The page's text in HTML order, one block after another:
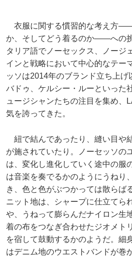
衣服に関する慣習的な考え方
か、そしてどう着るのか――への
タリア語でノーセックス、ノージ
インと戦略において中心的なテー
ッソは2014年のブランド立ち上げ
バドゥ、ケルシー・ルーといった
ュージシャンたちの注目を集め、
気を誇ってきた。
紐で結んであったり、縫い目や
が施されていたり。ノーセッソの
は、変化し進化していく途中の服
は音楽を奏でるかのようにうねり
き、色と色がぶつかっては散らば
ニット地は、シャープに仕立てら
や、うねって膨らんだナイロン生
着の布をつなぎ合わせたジオメト
を宿して鼓動するかのようだ。細
はデニム地のウエストバンドが巻